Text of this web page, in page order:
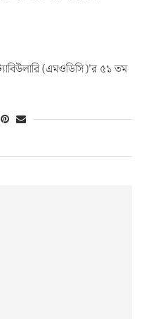
(এমওডিসি)’র ৫১ তম